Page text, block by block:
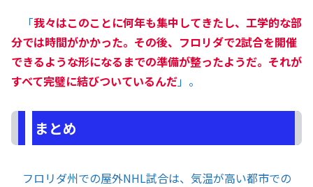
「我々はこのことに何年も集中してきたし、工学的な部
分では時間がかかった。その後、フロリダで2試合を開催
できるような形になるまでの準備が整ったようだ。それが
すべて完璧に結びついているんだ」。
まとめ
フロリダ州での屋外NHL試合は、気温が高い都市での